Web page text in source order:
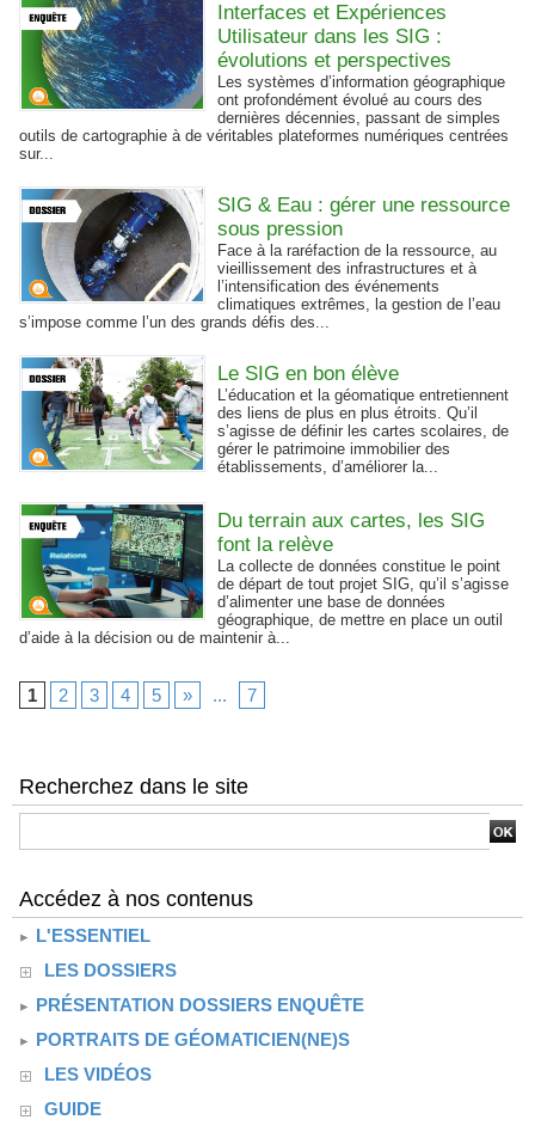
Interfaces et Expériences
Utilisateur dans les SIG :
évolutions et perspectives
Les systèmes d’information géographique
ont profondément évolué au cours des
dernières décennies, passant de simples
outils de cartographie à de véritables plateformes numériques centrées
sur...
SIG & Eau : gérer une ressource
sous pression
Face à la raréfaction de la ressource, au
vieillissement des infrastructures et à
l’intensification des événements
climatiques extrêmes, la gestion de l’eau
s’impose comme l’un des grands défis des...
Le SIG en bon élève
L’éducation et la géomatique entretiennent
des liens de plus en plus étroits. Qu’il
s’agisse de définir les cartes scolaires, de
gérer le patrimoine immobilier des
établissements, d’améliorer la...
Du terrain aux cartes, les SIG
font la relève
La collecte de données constitue le point
de départ de tout projet SIG, qu’il s’agisse
d’alimenter une base de données
géographique, de mettre en place un outil
d’aide à la décision ou de maintenir à...
1 2 3 4 5 » ... 7
Recherchez dans le site
Accédez à nos contenus
L'ESSENTIEL
LES DOSSIERS
PRÉSENTATION DOSSIERS ENQUÊTE
PORTRAITS DE GÉOMATICIEN(NE)S
LES VIDÉOS
GUIDE